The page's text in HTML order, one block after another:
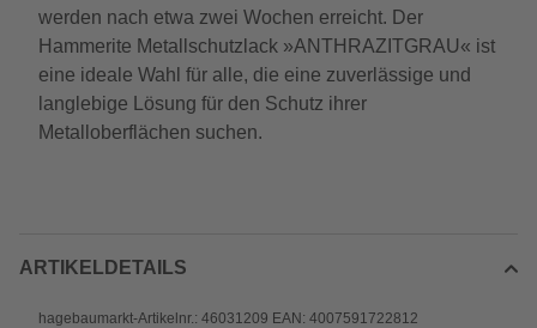
werden nach etwa zwei Wochen erreicht. Der
Hammerite Metallschutzlack »ANTHRAZITGRAU« ist
eine ideale Wahl für alle, die eine zuverlässige und
langlebige Lösung für den Schutz ihrer
Metalloberflächen suchen.
ARTIKELDETAILS
hagebaumarkt-Artikelnr.: 46031209 EAN: 4007591722812